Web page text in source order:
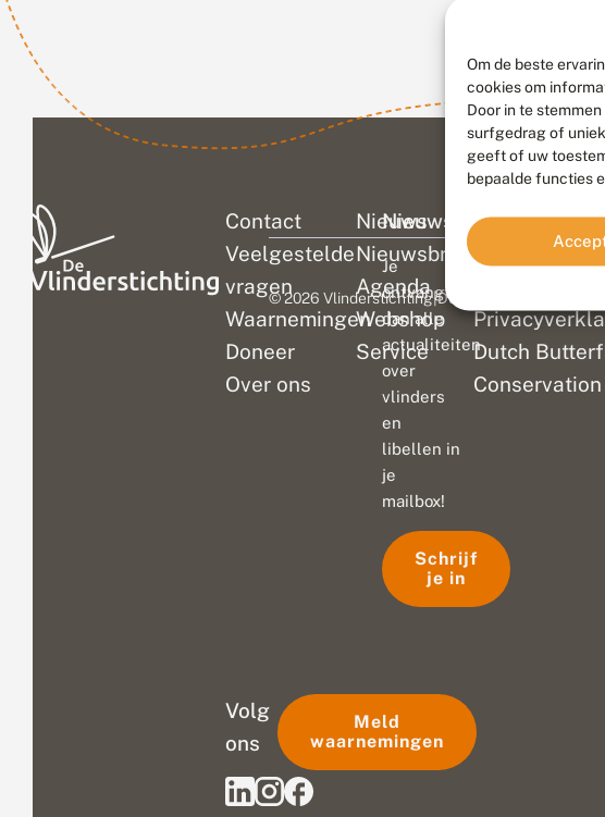
Om de beste
cookies om
Door in te
surfgedrag of
geeft of uw
bepaalde functies
Contact
Veelgestelde
vragen
Waarnemingen
Doneer
Over ons
Nieuws
Nieuwsbrief
Agenda
Webshop
Service
Colofon
Disclaimer
Dutch
Conservation
Nieuwsbrief
Je
ontvangt
dan alle
actualiteiten
over
vlinders
en
libellen in
je
mailbox!
Schrijf
je in
Volg
ons
Meld
waarnemingen
© 2026 Vlinderstichting|Duurzaam ontwikkeld